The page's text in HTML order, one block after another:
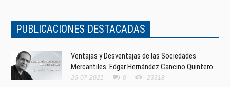
PUBLICACIONES DESTACADAS
Ventajas y Desventajas de las Sociedades
Mercantiles. Edgar Hernández Cancino Quintero
26-07-2021 0 23318